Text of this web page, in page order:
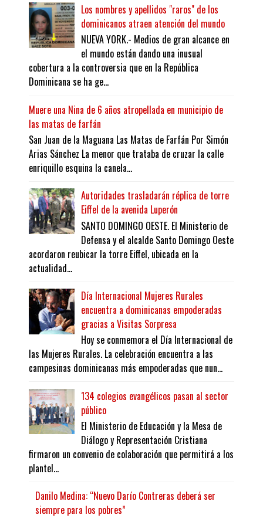
Los nombres y apellidos "raros" de los
dominicanos atraen atención del mundo
NUEVA YORK.- Medios de gran alcance en
el mundo están dando una inusual
cobertura a la controversia que en la República
Dominicana se ha ge...
Muere una Nina de 6 años atropellada en municipio de
las matas de farfán
San Juan de la Maguana Las Matas de Farfán Por Simón
Arias Sánchez La menor que trataba de cruzar la calle
enriquillo esquina la canela...
Autoridades trasladarán réplica de torre
Eiffel de la avenida Luperón
SANTO DOMINGO OESTE. El Ministerio de
Defensa y el alcalde Santo Domingo Oeste
acordaron reubicar la torre Eiffel, ubicada en la
actualidad...
Día Internacional Mujeres Rurales
encuentra a dominicanas empoderadas
gracias a Visitas Sorpresa
Hoy se conmemora el Día Internacional de
las Mujeres Rurales. La celebración encuentra a las
campesinas dominicanas más empoderadas que nun...
134 colegios evangélicos pasan al sector
público
El Ministerio de Educación y la Mesa de
Diálogo y Representación Cristiana
firmaron un convenio de colaboración que permitirá a los
plantel...
Danilo Medina: “Nuevo Darío Contreras deberá ser
siempre para los pobres”